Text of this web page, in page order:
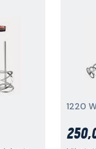
1220